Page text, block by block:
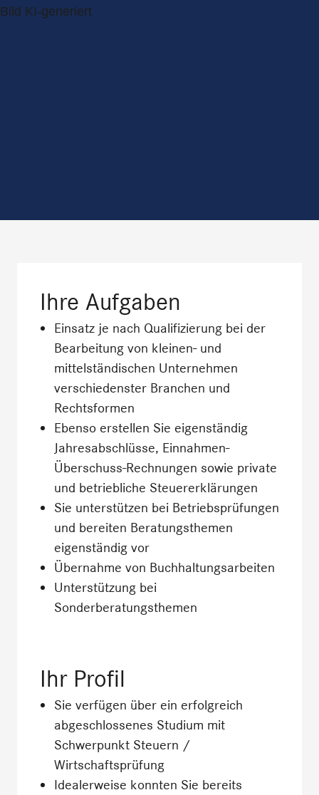
Bild KI-generiert
Ihre Aufgaben
Einsatz je nach Qualifizierung bei der
Bearbeitung von kleinen- und
mittelständischen Unternehmen
verschiedenster Branchen und
Rechtsformen
Ebenso erstellen Sie eigenständig
Jahresabschlüsse, Einnahmen-
Überschuss-Rechnungen sowie private
und betriebliche Steuererklärungen
Sie unterstützen bei Betriebsprüfungen
und bereiten Beratungsthemen
eigenständig vor
Übernahme von Buchhaltungsarbeiten
Unterstützung bei
Sonderberatungsthemen
Ihr Profil
Sie verfügen über ein erfolgreich
abgeschlossenes Studium mit
Schwerpunkt Steuern /
Wirtschaftsprüfung
Idealerweise konnten Sie bereits